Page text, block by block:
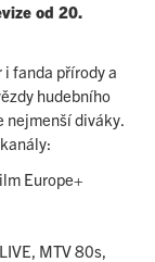
od 20.
fanda přírody a
hudebního
nejmenší diváky.
Europe+
MTV 80s,